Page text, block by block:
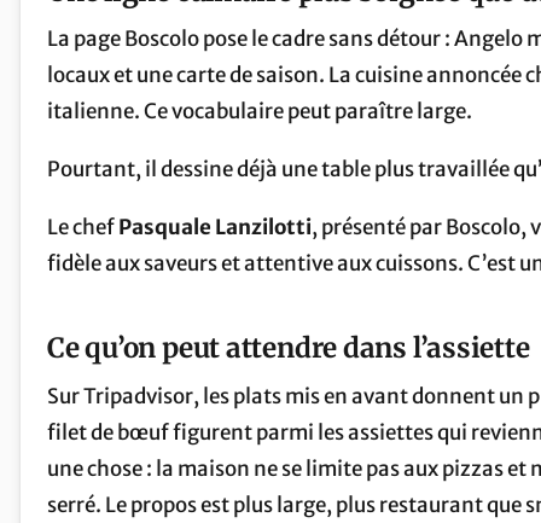
La page Boscolo pose le cadre sans détour :
locaux et une carte de saison. La cuisine
italienne. Ce vocabulaire peut paraître large.
Pourtant, il dessine déjà une table plus travaillée
Le chefPasquale Lanzilotti, présenté par Boscolo,
fidèle aux saveurs et attentive aux cuissons. C’est
Ce qu’on peut attendre dans l’assiette
Sur Tripadvisor, les plats mis en avant donnent
filet de bœuf figurent parmi les assiettes qui
une chose : la maison ne se limite pas aux pizzas
serré. Le propos est plus large, plus restaurant que